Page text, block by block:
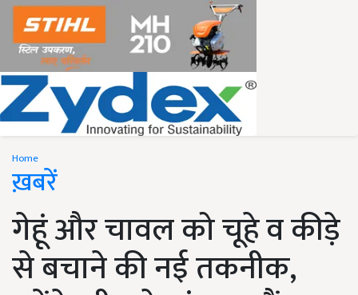
Home
ख़बरें
गेहूं और चावल को चूहे व कीड़े
से बचाने की नई तकनीक,